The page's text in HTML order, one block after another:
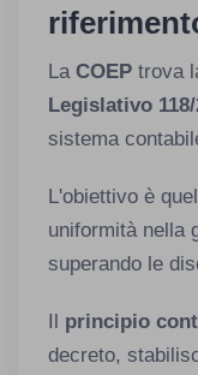
La COEP trova
Legislativo 118/
sistema
L'obiettivo è
uniformità nella
superando le
Il principio
decreto,